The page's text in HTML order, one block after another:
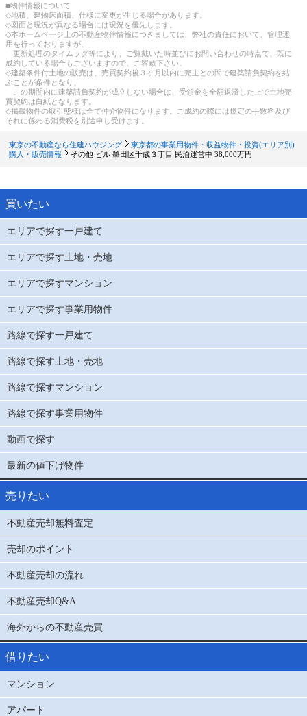
■物件情報について
◇地積、建物床面積、仕様に変更が生じる場合があります。
◇図面と現況が異なる場合には現況を優先します。
◇本ホームページ上の不動産物件情報につきましては、弊社の責任において、管理運
用を行っておりますが、
更新処理のタイムラグ等により、ご覧戴いた時並びにお問い合わせの時点で、既に
成約している場合もございますので、ご容赦下さい。
◇建築条件付土地の販売は、売買契約後３ヶ月以内に売主との間で建築請負契約を結
ぶことが条件となり、
この期間内に建築請負契約が成立しない場合は、受領金を全額返済した上で土地売
買契約は白紙となります。
◇掲載物件の取引態様は全て仲介物件になります。ご成約の際には規定の手数料及び
それに係わる消費税を別途申し受けます。
東京の不動産なら住建ハウジング
東京都の事業用物件・収益物件・投資(エリア別)
購入・販売情報
その他 ビル 墨田区千歳３丁目 民泊運営中 38,000万円
買いたい
エリアで探す一戸建て
エリアで探す土地・売地
エリアで探すマンション
エリアで探す事業用物件
路線で探す一戸建て
路線で探す土地・売地
路線で探すマンション
路線で探す事業用物件
動画で探す
最新の値下げ物件
売りたい
不動産売却無料査定
売却のポイント
不動産売却の流れ
不動産売却Q&A
海外からの不動産売買
借りたい
マンション
アパート